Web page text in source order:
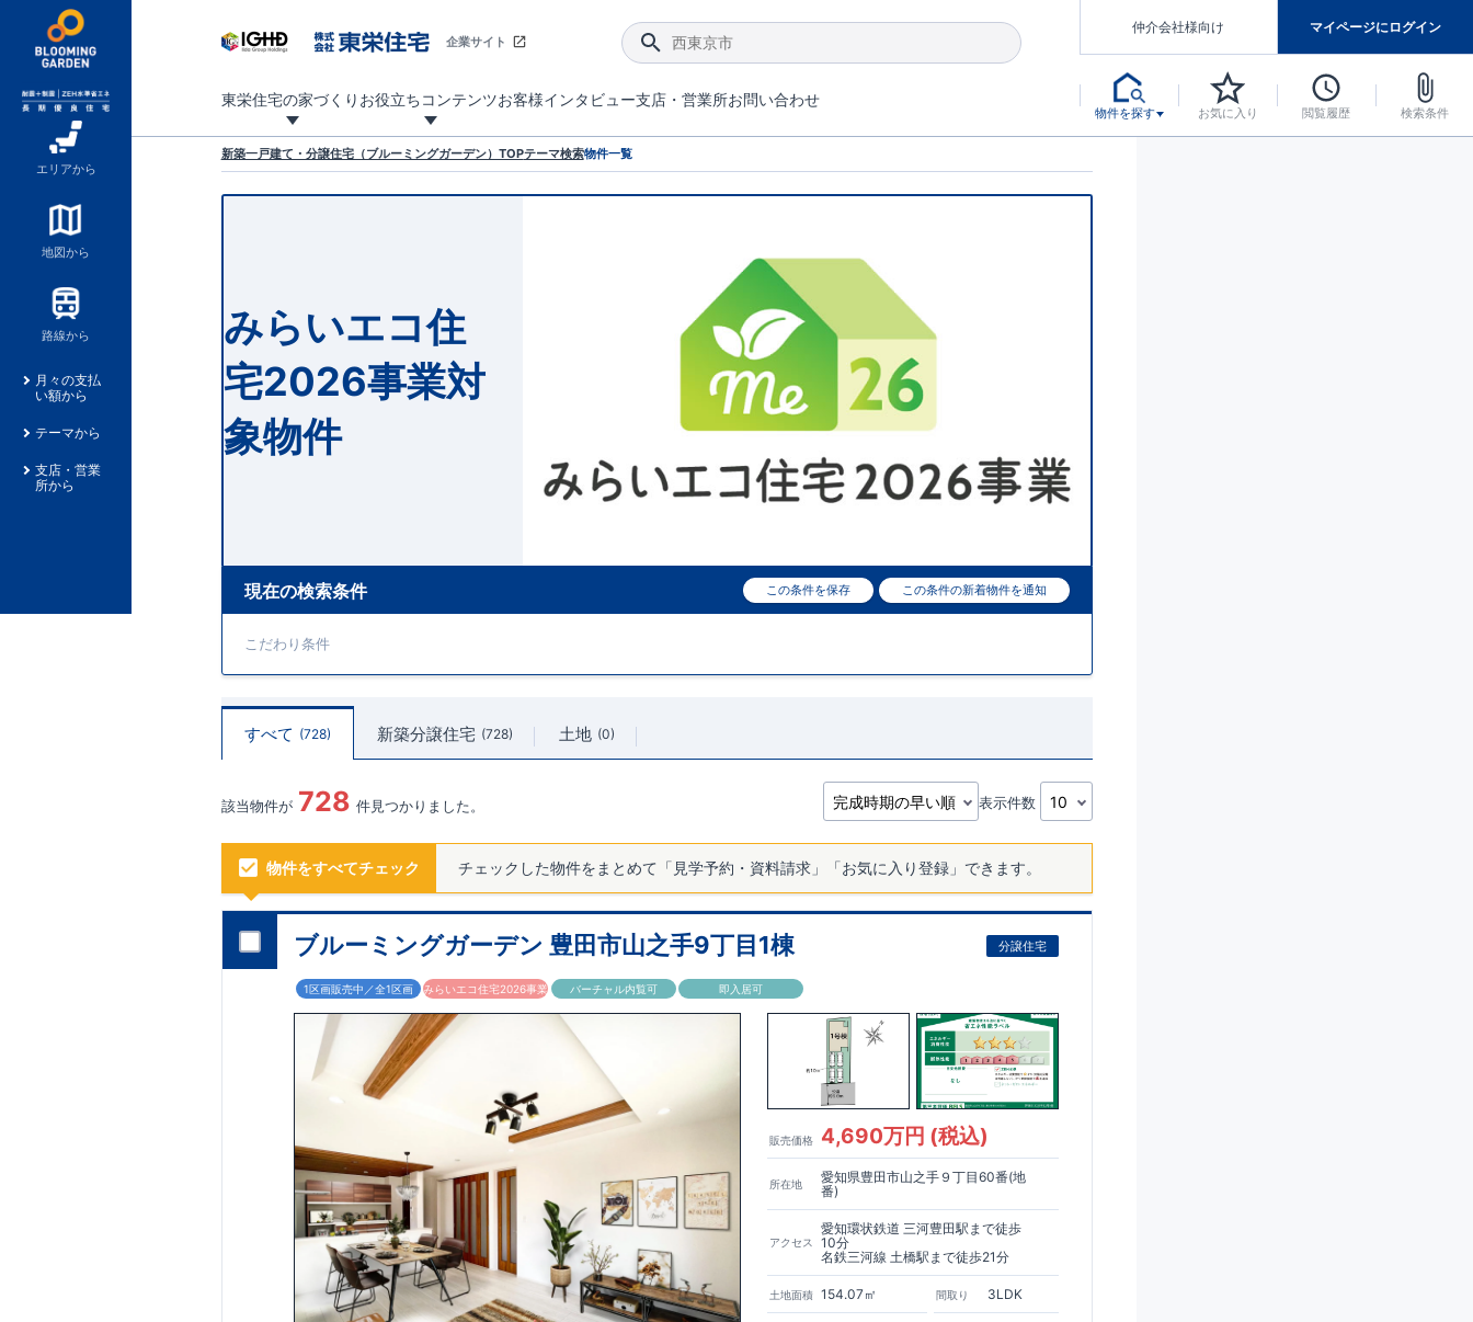
エリアから
地図から
路線から
月々の支払
い額から
テーマから
支店・営業
所から
企業サイト
東栄住宅の家づくり お役立ちコンテンツお客様インタビュー支店・営業所お問い合わせ
仲介会社様向け マイページにログイン
物件を探す お気に入り 閲覧履歴 検索条件
新築一戸建て・分譲住宅（ブルーミングガーデン）TOPテーマ検索物件一覧
みらいエコ住
宅2026事業対
象物件
現在の検索条件 この条件を保存 この条件の新着物件を通知
こだわり条件
すべて 728 新築分譲住宅 728 土地 0
該当物件が 728 件見つかりました。 表示件数
物件をすべてチェック チェックした物件をまとめて「見学予約・資料請求」「お気に入り登録」できます。
ブルーミングガーデン 豊田市山之手9丁目1棟 分譲住宅
1区画販売中／全1区画 みらいエコ住宅2026事業 バーチャル内覧可 即入居可
販売価格 4,690万円 (税込)
所在地
愛知県豊田市山之手９丁目60番(地
番)
アクセス
愛知環状鉄道 三河豊田駅まで徒歩
10分
名鉄三河線 土橋駅まで徒歩21分
土地面積 154.07㎡ 間取り 3LDK